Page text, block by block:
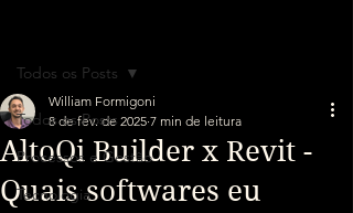
Todos os Posts
Processos e Gestão
Tecnologia
Todos os Posts
AltoQi Builder x Revit -
Quais softwares eu
William Formigoni
8 de fev. de 2025 7 min de leitura